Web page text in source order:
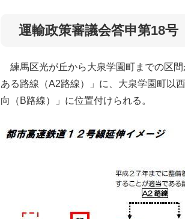
運輸政策審議会答申第18号
練馬区光が丘から大泉学園町までの区
ある路線（A2路線）」に、大泉学園町以
向（B路線）」に位置付けられる。